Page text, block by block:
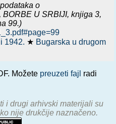
o
BORBE U SRBIJI, knjiga 3,
99.)
1942. ★ Bugarska u drugom
Možete preuzeti fajl radi
i drugi arhivski materijali su
nije drukčije naznačeno.